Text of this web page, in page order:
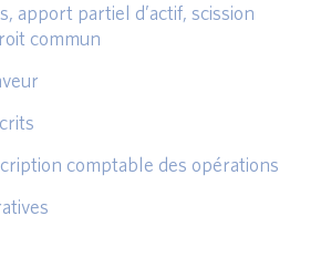
apport partiel d’actif, scission
commun
comptable des opérations